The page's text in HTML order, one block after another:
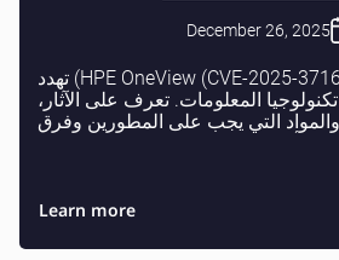
December 26, 2025
ثغرة حرجة في HPE OneView (CVE-2025-37164) تهدد
تكنولوجيا المعلومات. تعرف على الآثار،
والمواد التي يجب على المطورين وفرق
Learn more